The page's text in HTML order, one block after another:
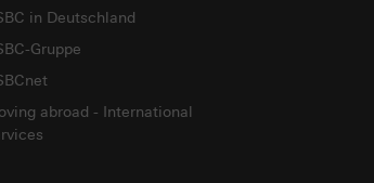
in Deutschland
Gruppe
abroad - International